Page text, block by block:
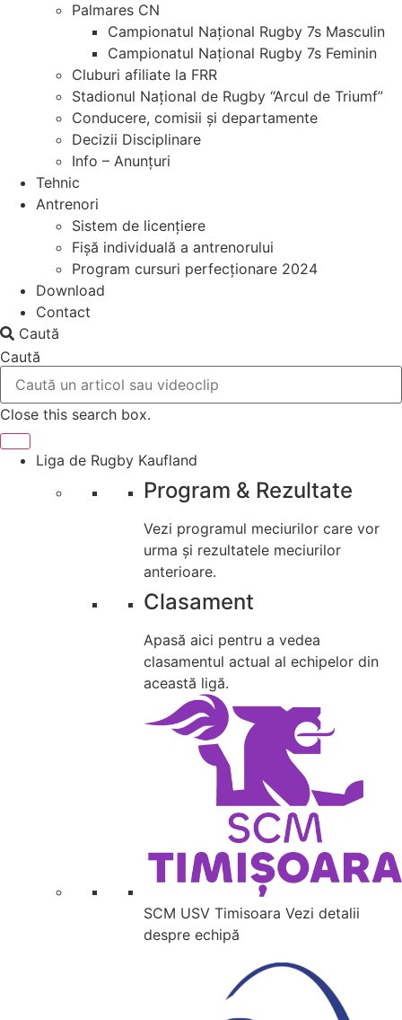
Palmares CN
Campionatul Național Rugby 7s Masculin
Campionatul Național Rugby 7s Feminin
Cluburi afiliate la FRR
Stadionul Național de Rugby “Arcul de Triumf”
Conducere, comisii și departamente
Decizii Disciplinare
Info – Anunțuri
Tehnic
Antrenori
Sistem de licențiere
Fișă individuală a antrenorului
Program cursuri perfecționare 2024
Download
Contact
Caută
Caută
Close this search box.
Liga de Rugby Kaufland
Program & Rezultate
Vezi programul meciurilor care vor
urma și rezultatele meciurilor
anterioare.
Clasament
Apasă aici pentru a vedea
clasamentul actual al echipelor din
această ligă.
SCM USV Timisoara Vezi detalii
despre echipă